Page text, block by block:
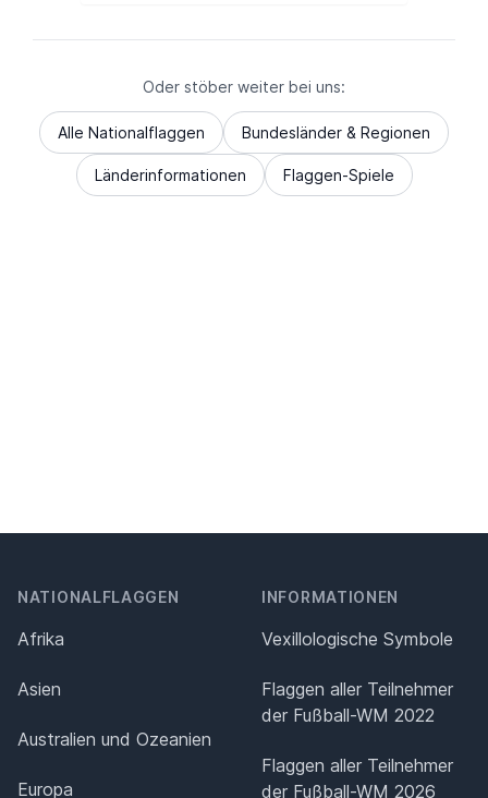
Oder stöber weiter bei uns:
Alle Nationalflaggen Bundesländer & Regionen
Länderinformationen Flaggen-Spiele
NATIONALFLAGGEN
Afrika
Asien
Australien und Ozeanien
Europa
INFORMATIONEN
Vexillologische Symbole
Flaggen aller Teilnehmer
der Fußball-WM 2022
Flaggen aller Teilnehmer
der Fußball-WM 2026